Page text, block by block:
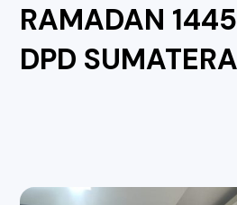
RAMADAN
DPD